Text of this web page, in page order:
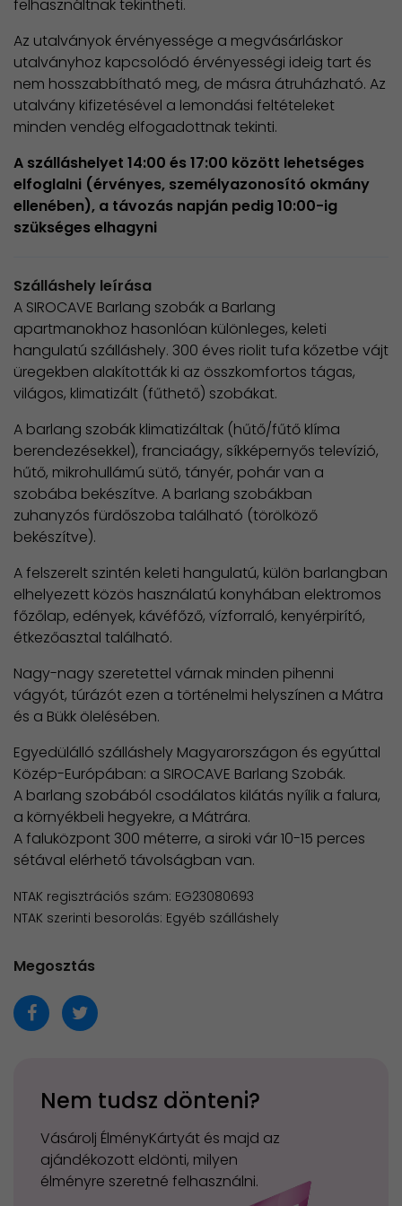
felhasználtnak tekintheti.
Az utalványok érvényessége a megvásárláskor
utalványhoz kapcsolódó érvényességi ideig tart és
nem hosszabbítható meg, de másra átruházható. Az
utalvány kifizetésével a lemondási feltételeket
minden vendég elfogadottnak tekinti.
A szálláshelyet 14:00 és 17:00 között lehetséges
elfoglalni (érvényes, személyazonosító okmány
ellenében), a távozás napján pedig 10:00-ig
szükséges elhagyni
Szálláshely leírása
A SIROCAVE Barlang szobák a Barlang
apartmanokhoz hasonlóan különleges, keleti
hangulatú szálláshely. 300 éves riolit tufa kőzetbe vájt
üregekben alakították ki az összkomfortos tágas,
világos, klimatizált (fűthető) szobákat.
A barlang szobák klimatizáltak (hűtő/fűtő klíma
berendezésekkel), franciaágy, síkképernyős televízió,
hűtő, mikrohullámú sütő, tányér, pohár van a
szobába bekészítve. A barlang szobákban
zuhanyzós fürdőszoba található (törölköző
bekészítve).
A felszerelt szintén keleti hangulatú, külön barlangban
elhelyezett közös használatú konyhában elektromos
főzőlap, edények, kávéfőző, vízforraló, kenyérpirító,
étkezőasztal található.
Nagy-nagy szeretettel várnak minden pihenni
vágyót, túrázót ezen a történelmi helyszínen a Mátra
és a Bükk ölelésében.
Egyedülálló szálláshely Magyarországon és egyúttal
Közép-Európában: a SIROCAVE Barlang Szobák.
A barlang szobából csodálatos kilátás nyílik a falura,
a környékbeli hegyekre, a Mátrára.
A faluközpont 300 méterre, a siroki vár 10-15 perces
sétával elérhető távolságban van.
NTAK regisztrációs szám: EG23080693
NTAK szerinti besorolás: Egyéb szálláshely
Megosztás
Nem tudsz dönteni?
Vásárolj ÉlményKártyát és majd az
ajándékozott eldönti, milyen
élményre szeretné felhasználni.